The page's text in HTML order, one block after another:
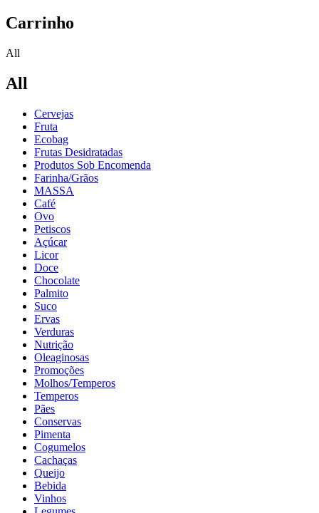
Carrinho
All
All
Cervejas
Fruta
Ecobag
Frutas Desidratadas
Produtos Sob Encomenda
Farinha/Grãos
MASSA
Café
Ovo
Petiscos
Açúcar
Licor
Doce
Chocolate
Palmito
Suco
Ervas
Verduras
Nutrição
Oleaginosas
Promoções
Molhos/Temperos
Temperos
Pães
Conservas
Pimenta
Cogumelos
Cachaças
Queijo
Bebida
Vinhos